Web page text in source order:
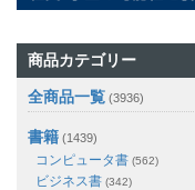
商品カテゴリー
全商品一覧 (3936)
書籍 (1439)
コンピュータ書 (562)
ビジネス書 (342)